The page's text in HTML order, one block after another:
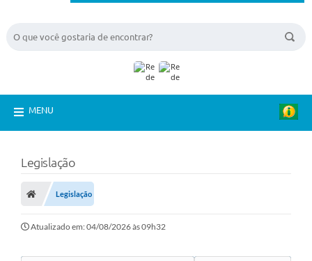
MENU
Legislação
Legislação
Atualizado em: 04/08/2026 às 09h32